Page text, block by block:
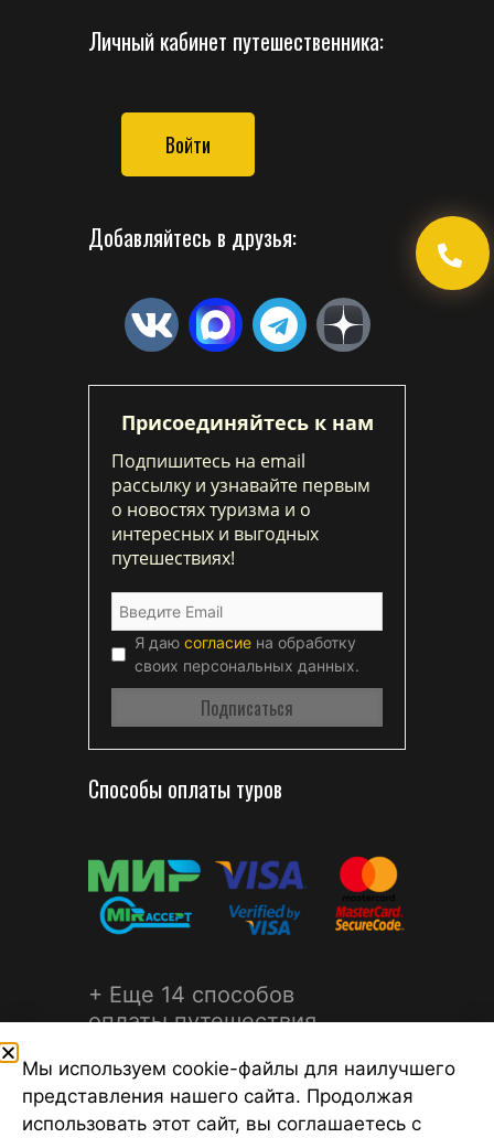
Личный кабинет путешественника:
Войти
Добавляйтесь в друзья:
Присоединяйтесь к нам
Подпишитесь на email
рассылку и узнавайте первым
о новостях туризма и о
интересных и выгодных
путешествиях!
Я даю согласие на обработку
своих персональных данных.
Способы оплаты туров
+ Еще 14 способов
оплаты путешествия
Мы используем cookie-файлы для наилучшего
представления нашего сайта. Продолжая
использовать этот сайт, вы соглашаетесь с